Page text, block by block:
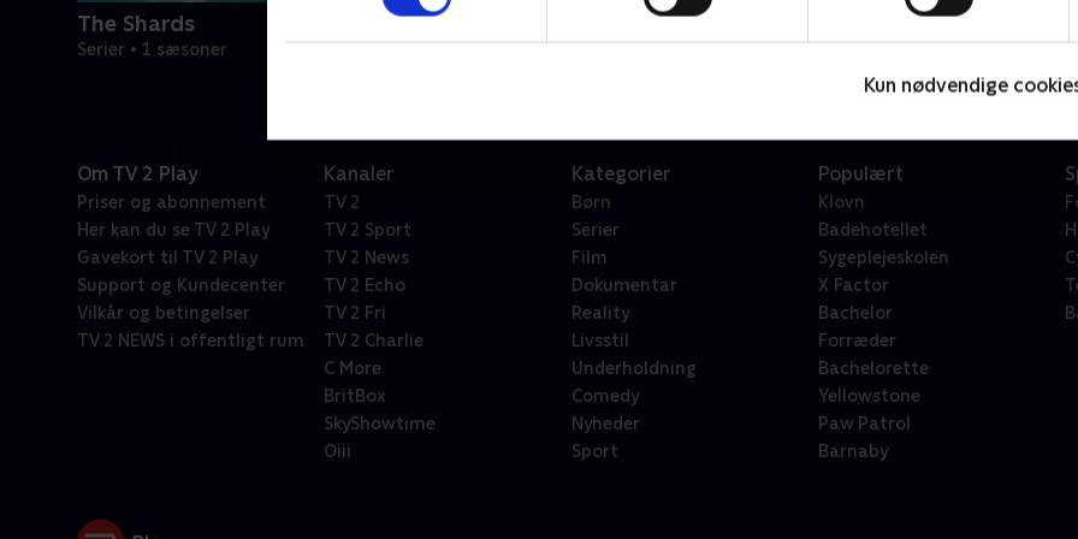
Kun nødvendige
The Shards
Serier • 1 sæsoner
Star Wars: Visions Presents - The Ninth Jedi
Om TV 2 Play
Priser og abonnement
Her kan du se TV 2 Play
Gavekort til TV 2 Play
Support og Kundecenter
Vilkår og betingelser
TV 2 NEWS i offentligt rum
Kanaler
TV 2
TV 2 Sport
TV 2 News
TV 2 Echo
TV 2 Fri
TV 2 Charlie
C More
BritBox
SkyShowtime
Oiii
Kategorier
Børn
Serier
Film
Dokumentar
Reality
Livsstil
Underholdning
Comedy
Nyheder
Sport
Populært
Klovn
Badehotellet
Sygeplejeskolen
X Factor
Bachelor
Forræder
Bachelorette
Yellowstone
Paw Patrol
Barnaby